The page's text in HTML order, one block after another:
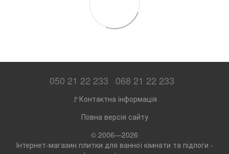
050 21 22 233 068 21 22 233
🚩Контактна інформація
Повна версія сайту
© 2006—2026
Інтернет-магазин плитки для ванної кімнати та підлоги -